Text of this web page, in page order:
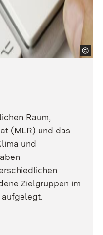
Raum,
(MLR) und das
und
Zielgruppen im
aufgelegt.